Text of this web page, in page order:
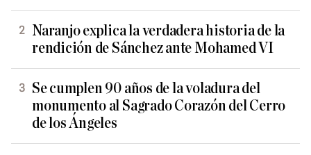
Naranjo explica la verdadera historia de la
rendición de Sánchez ante Mohamed VI
Se cumplen 90 años de la voladura del
monumento al Sagrado Corazón del Cerro
de los Ángeles